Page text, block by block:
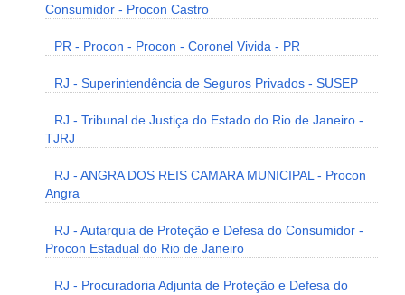
Consumidor - Procon Castro
PR - Procon - Procon - Coronel Vivida - PR
RJ - Superintendência de Seguros Privados - SUSEP
RJ - Tribunal de Justiça do Estado do Rio de Janeiro -
TJRJ
RJ - ANGRA DOS REIS CAMARA MUNICIPAL - Procon
Angra
RJ - Autarquia de Proteção e Defesa do Consumidor -
Procon Estadual do Rio de Janeiro
RJ - Procuradoria Adjunta de Proteção e Defesa do